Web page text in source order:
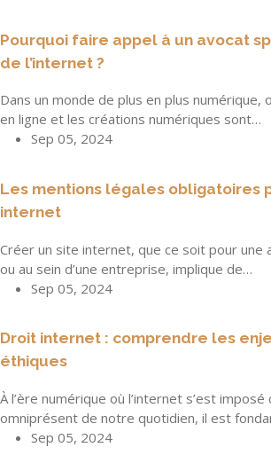
Pourquoi faire appel à un avocat
de l’internet ?
Dans un monde de plus en plus numérique,
en ligne et les créations numériques sont…
Sep 05, 2024
Les mentions légales obligatoires
internet
Créer un site internet, que ce soit pour une
ou au sein d’une entreprise, implique de…
Sep 05, 2024
Droit internet : comprendre les
éthiques
À l’ère numérique où l’internet s’est
omniprésent de notre quotidien, il est
Sep 05, 2024